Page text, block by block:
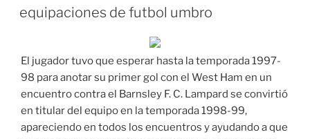
equipaciones de futbol umbro
El jugador tuvo que esperar hasta la temporada 1997-
98 para anotar su primer gol con el West Ham en un
encuentro contra el Barnsley F. C. Lampard se convirtió
en titular del equipo en la temporada 1998-99,
apareciendo en todos los encuentros y ayudando a que